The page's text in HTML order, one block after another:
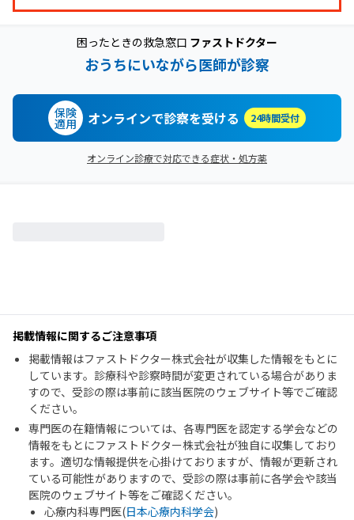
困ったときの救急窓口 ファストドクター
おうちにいながら医師が診察
保険
適用 オンラインで診察を受ける 24時間受付
オンライン診療で対応できる症状・処方薬
掲載情報に関するご注意事項
掲載情報はファストドクター株式会社が収集した情報をもとに
しています。診療科や診察時間が変更されている場合がありま
すので、受診の際は事前に該当医院のウェブサイト等でご確認
ください。
専門医の在籍情報については、各専門医を認定する学会などの
情報をもとにファストドクター株式会社が独自に収集しており
ます。適切な情報提供を心掛けておりますが、情報が更新され
ている可能性がありますので、受診の際は事前に各学会や該当
医院のウェブサイト等をご確認ください。
心療内科専門医(日本心療内科学会)